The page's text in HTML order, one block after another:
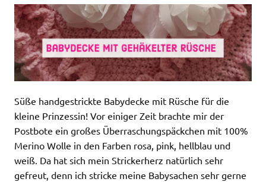
Süße handgestrickte Babydecke mit Rüsche für die
kleine Prinzessin! Vor einiger Zeit brachte mir der
Postbote ein großes Überraschungspäckchen mit 100%
Merino Wolle in den Farben rosa, pink, hellblau und
weiß. Da hat sich mein Strickerherz natürlich sehr
gefreut, denn ich stricke meine Babysachen sehr gerne